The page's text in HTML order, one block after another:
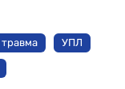
травма УПЛ